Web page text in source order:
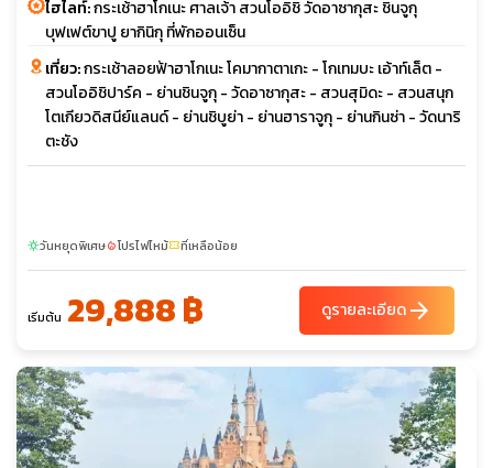
ไฮไลท์:กระเช้าฮาโกเนะ ศาลเจ้า สวนโออิชิ วัดอาซากุสะ ชินจูกุ
บุฟเฟต์ขาปู ยากินิกุ ที่พักออนเซ็น
เที่ยว:กระเช้าลอยฟ้าฮาโกเนะ โคมากาตาเกะ - โกเทมบะ เอ้าท์เล็ต -
สวนโออิชิปาร์ค - ย่านชินจูกุ - วัดอาซากุสะ - สวนสุมิดะ - สวนสนุก
โตเกียวดิสนีย์แลนด์ - ย่านชิบูย่า - ย่านฮาราจูกุ - ย่านกินซ่า - วัดนาริ
ตะชัง
sunnyวันหยุดพิเศษlocal_fire_departmentโปรไฟไหม้confirmation_numberที่เหลือน้อย
เริ่มต้น 29,888 ฿ ดูรายละเอียดarrow_forward